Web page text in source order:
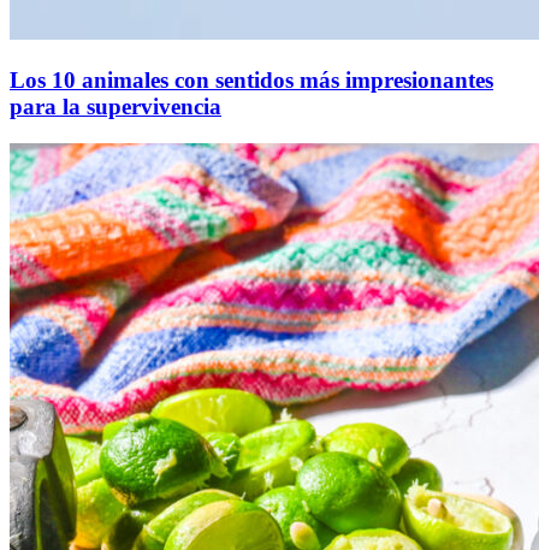
Los 10 animales con sentidos más impresionantes
para la supervivencia